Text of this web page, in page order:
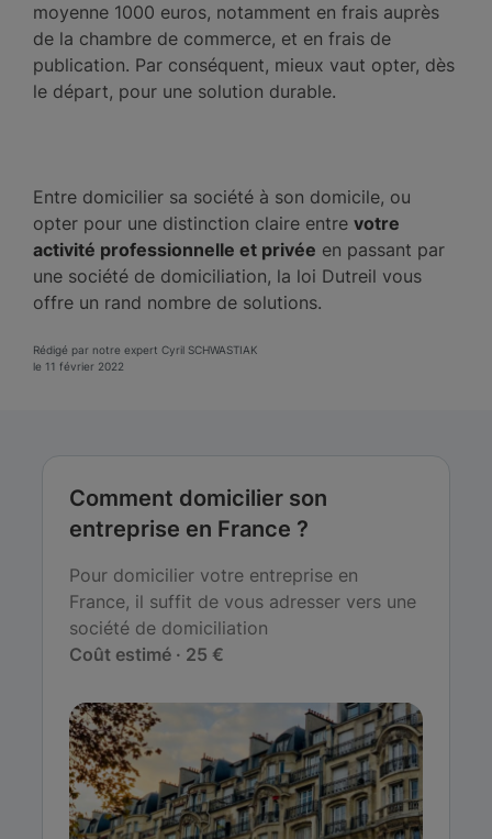
moyenne 1000 euros, notamment en frais auprès
de la chambre de commerce, et en frais de
publication. Par conséquent, mieux vaut opter, dès
le départ, pour une solution durable.
Entre domicilier sa société à son domicile, ou
opter pour une distinction claire entre votre
activité professionnelle et privée en passant par
une société de domiciliation, la loi Dutreil vous
offre un rand nombre de solutions.
Rédigé par notre expert Cyril SCHWASTIAK
le 11 février 2022
Comment domicilier son
entreprise en France ?
Pour domicilier votre entreprise en
France, il suffit de vous adresser vers une
société de domiciliation
Coût estimé · 25 €